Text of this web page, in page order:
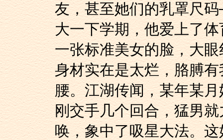
友，甚至她们的乳罩尺
大一下学期，他爱上了
一张标准美女的脸，大
身材实在是太烂，胳膊
腰。江湖传闻，某年某
刚交手几个回合，猛男
唤，象中了吸星大法。